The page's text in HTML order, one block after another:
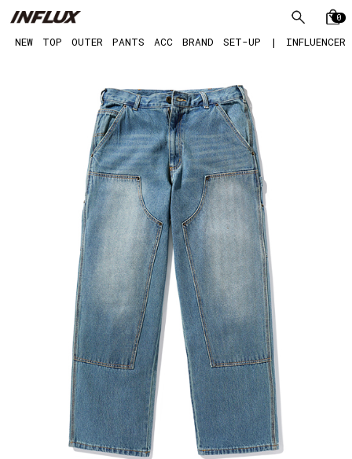
0
NEW TOP OUTER PANTS ACC BRAND SET-UP | INFLUENCER